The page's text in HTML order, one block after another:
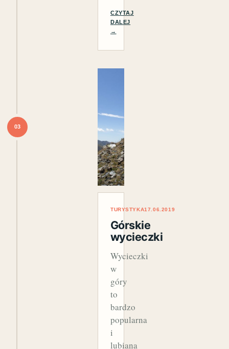
CZYTAJ
DALEJ
→
03
TURYSTYKA17.06.2019
Górskie
wycieczki
Wycieczki
w
góry
to
bardzo
popularna
i
lubiana